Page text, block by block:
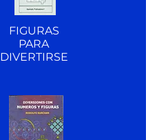
FIGURAS
PARA
DIVERTIRSE